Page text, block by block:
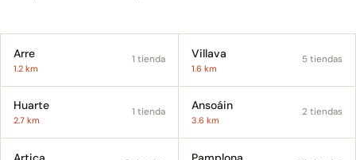
Arre
1.2 km
1 tienda Villava
1.6 km
5 tiendas
Huarte
2.7 km
1 tienda Ansoáin
3.6 km
2 tiendas